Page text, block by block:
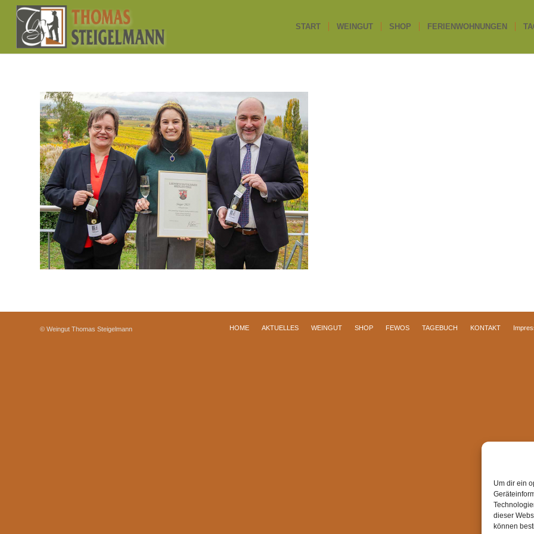
Um dir ein
dieser
können
START WEINGUT SHOP FERIENWOHNUNGEN
© Weingut Thomas Steigelmann HOME AKTUELLES WEINGUT SHOP FEWOS TAGEBUCH KONTAKT